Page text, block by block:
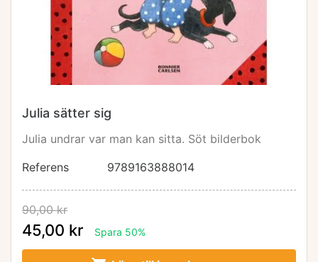
Julia sätter sig
Julia undrar var man kan sitta. Söt bilderbok
Referens
9789163888014
90,00 kr
45,00 kr Spara 50%